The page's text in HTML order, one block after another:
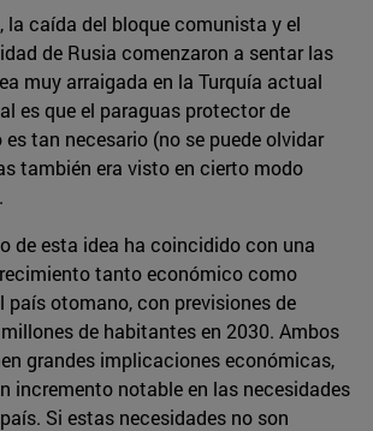
la caída del bloque comunista y el
de Rusia comenzaron a sentar las
muy arraigada en la Turquía actual
es que el paraguas protector de
tan necesario (no se puede olvidar
también era visto en cierto modo
de esta idea ha coincidido con una
tanto económico como
país otomano, con previsiones de
de habitantes en 2030. Ambos
grandes implicaciones económicas,
incremento notable en las necesidades
Si estas necesidades no son